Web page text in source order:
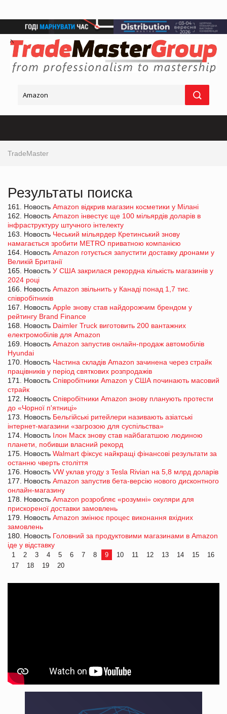
TradeMaster
Результаты поиска
161. Новость Amazon відкрив магазин косметики у Мілані
162. Новость Amazon інвестує ще 100 мільярдів доларів в
інфраструктуру штучного інтелекту
163. Новость Чеський мільярдер Кретинський знову
намагається зробити METRO приватною компанією
164. Новость Amazon готується запустити доставку дронами у
Великій Британії
165. Новость У США закрилася рекордна кількість магазинів у
2024 році
166. Новость Amazon звільнить у Канаді понад 1,7 тис.
співробітників
167. Новость Apple знову став найдорожчим брендом у
рейтингу Brand Finance
168. Новость Daimler Truck виготовить 200 вантажних
електромобілів для Amazon
169. Новость Amazon запустив онлайн-продаж автомобілів
Hyundai
170. Новость Частина складів Amazon зачинена через страйк
працівників у період святкових розпродажів
171. Новость Співробітники Amazon у США починають масовий
страйк
172. Новость Співробітники Amazon знову планують протести
до «Чорної п'ятниці»
173. Новость Бельгійські ритейлери називають азіатські
інтернет-магазини «загрозою для суспільства»
174. Новость Ілон Маск знову став найбагатшою людиною
планети, побивши власний рекорд
175. Новость Walmart фіксує найкращі фінансові результати за
останню чверть століття
176. Новость VW уклав угоду з Tesla Rivian на 5,8 млрд доларів
177. Новость Amazon запустив бета-версію нового дисконтного
онлайн-магазину
178. Новость Amazon розробляє «розумні» окуляри для
прискореної доставки замовлень
179. Новость Amazon змінює процес виконання вхідних
замовлень
180. Новость Головний за продуктовими магазинами в Amazon
іде у відставку
1 2 3 4 5 6 7 8 9 10 11 12 13 14 15
16
17
18 19 20